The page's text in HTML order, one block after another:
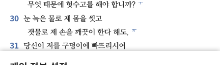
무엇 때문에 헛수고를 해야 합니까? ㅜ
30 눈 녹은 물로 제 몸을 씻고
잿물로 제 손을 깨끗이 한다 해도, ㅠ
31 당신이 저를 구덩이에 빠뜨리시어